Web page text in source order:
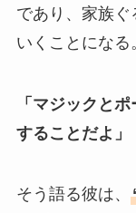
であり、家族
いくことになる
「マジックと
することだよ」
そう語る彼は、